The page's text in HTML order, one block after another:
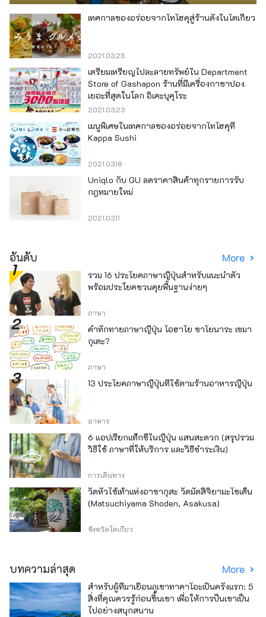
เทศกาลของอร่อยจากโทโฮคุสู่ร้านดังในโตเกียว
2021.03.25
เตรียมเหรียญไปละลายทรัพย์ใน Department
Store of Gashapon ร้านที่มีเครื่องกาชาปอง
เยอะที่สุดในโลก อิเคะบุคุโระ
2021.03.23
เมนูพิเศษในเทศกาลของอร่อยจากโทโฮคุที่
Kappa Sushi
2021.03.18
Uniqlo กับ GU ลดราคาสินค้าทุกรายการรับ
กฎหมายใหม่
2021.03.11
อันดับ More
รวม 16 ประโยคภาษาญี่ปุ่นสำหรับแนะนำตัว
พร้อมประโยคชวนคุยพื้นฐานง่ายๆ
ภาษา
คำทักทายภาษาญี่ปุ่น โอฮาโย ซาโยนาระ เซมา
กุเตะ?
ภาษา
13 ประโยคภาษาญี่ปุ่นที่ใช้ตามร้านอาหารญี่ปุ่น
อาหาร
6 แอปเรียกแท็กซี่ในญี่ปุ่น แสนสะดวก (สรุปรวม
วิธีใช้ ภาษาที่ให้บริการ และวิธีชำระเงิน)
การเดินทาง
วัดหัวไช้เท้าแห่งอาซากุสะ วัดมัตสึจิยามะโชเด็น
(Matsuchiyama Shoden, Asakusa)
จังหวัดโตเกียว
บทความล่าสุด More
สำหรับผู้ที่มาเยือนภูเขาทาคาโอะเป็นครั้งแรก: 5
สิ่งที่คุณควรรู้ก่อนขึ้นเขา เพื่อให้การปีนเขาเป็น
ไปอย่างสนุกสนาน